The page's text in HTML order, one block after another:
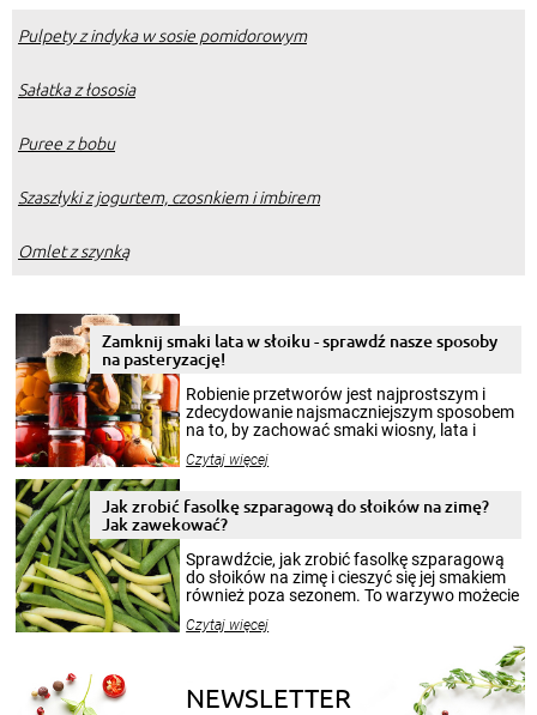
Pulpety z indyka w sosie pomidorowym
Sałatka z łososia
Puree z bobu
Szaszłyki z jogurtem, czosnkiem i imbirem
Omlet z szynką
Zamknij smaki lata w słoiku - sprawdź nasze sposoby
na pasteryzację!
Robienie przetworów jest najprostszym i
zdecydowanie najsmaczniejszym sposobem
na to, by zachować smaki wiosny, lata i
krajobrazów, by cieszyć nimi oko w sezonie
pełni poczuć atmosferę cieplejszych
miesięcy. Przygotowanie słoików ze
patenty, które pozwolą zachować świeżość
przetworów.
Czytaj więcej
Jak zrobić fasolkę szparagową do słoików na zimę?
Jak zawekować?
Sprawdźcie, jak zrobić fasolkę szparagową
do słoików na zimę i cieszyć się jej smakiem
również poza sezonem. To warzywo możecie
nasze propozycje!
Czytaj więcej
NEWSLETTER